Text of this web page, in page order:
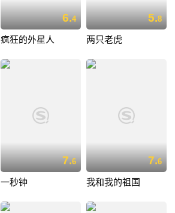
6.4
疯狂的外星人
5.8
两只老虎
7.6
一秒钟
7.6
我和我的祖国